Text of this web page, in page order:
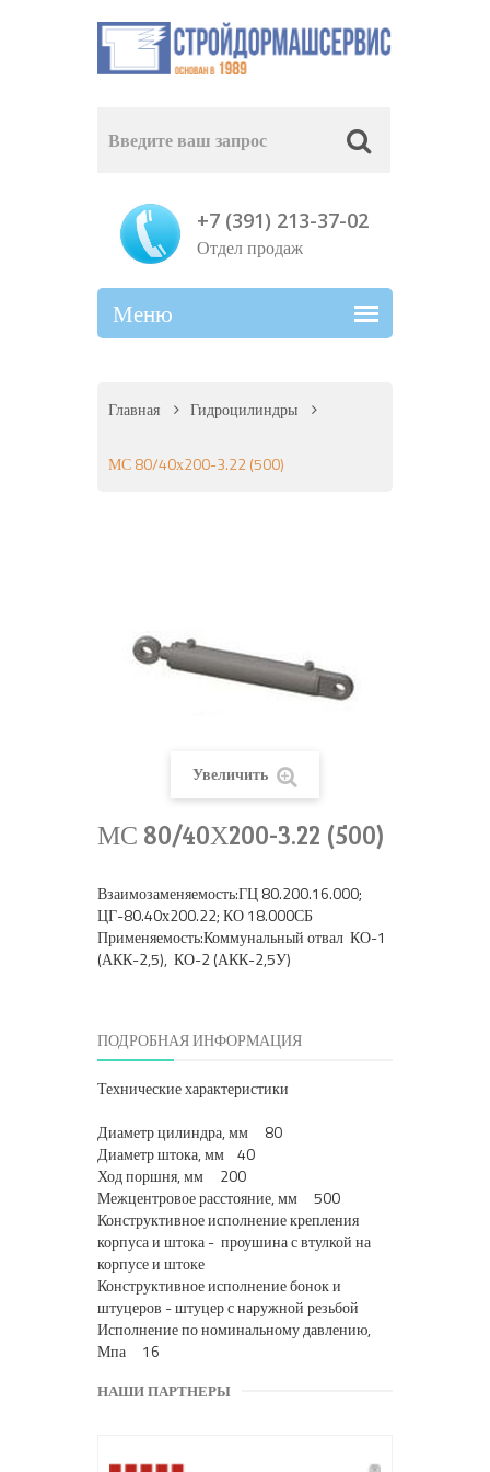
+7 (391) 213-37-02
Отдел продаж
Главная Гидроцилиндры
МС 80/40х200-3.22 (500)
Увеличить
МС 80/40Х200-3.22 (500)
Взаимозаменяемость:ГЦ 80.200.16.000;
ЦГ-80.40х200.22; КО 18.000СБ
Применяемость:Коммунальный отвал КО-1
(АКК-2,5), КО-2 (АКК-2,5У)
ПОДРОБНАЯ ИНФОРМАЦИЯ
Технические характеристики
Диаметр цилиндра, мм 80
Диаметр штока, мм 40
Ход поршня, мм 200
Межцентровое расстояние, мм 500
Конструктивное исполнение крепления
корпуса и штока - проушина с втулкой на
корпусе и штоке
Конструктивное исполнение бонок и
штуцеров - штуцер с наружной резьбой
Исполнение по номинальному давлению,
Мпа 16
НАШИ ПАРТНЕРЫ